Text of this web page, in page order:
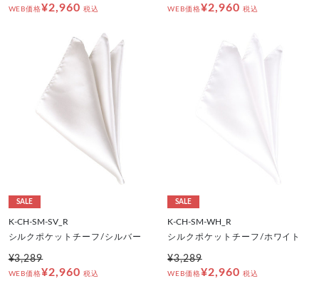
WEB価格¥2,960 税込 WEB価格¥2,960 税込
SALE
K-CH-SM-SV_R
シルクポケットチーフ/シルバー
¥3,289
WEB価格¥2,960 税込
SALE
K-CH-SM-WH_R
シルクポケットチーフ/ホワイト
¥3,289
WEB価格¥2,960 税込